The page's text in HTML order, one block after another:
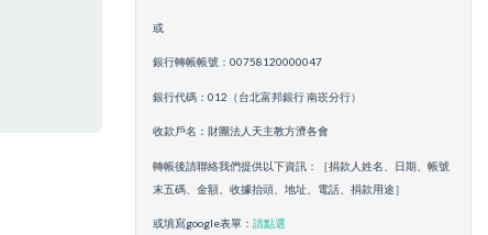
或
銀行轉帳帳號：00758120000047
銀行代碼：012（台北富邦銀行 南崁分行）
收款戶名：財團法人天主教方濟各會
轉帳後請聯絡我們提供以下資訊：［捐款人姓名、日期、帳號
末五碼、金額、收據抬頭、地址、電話、捐款用途］
或填寫google表單： 請點選